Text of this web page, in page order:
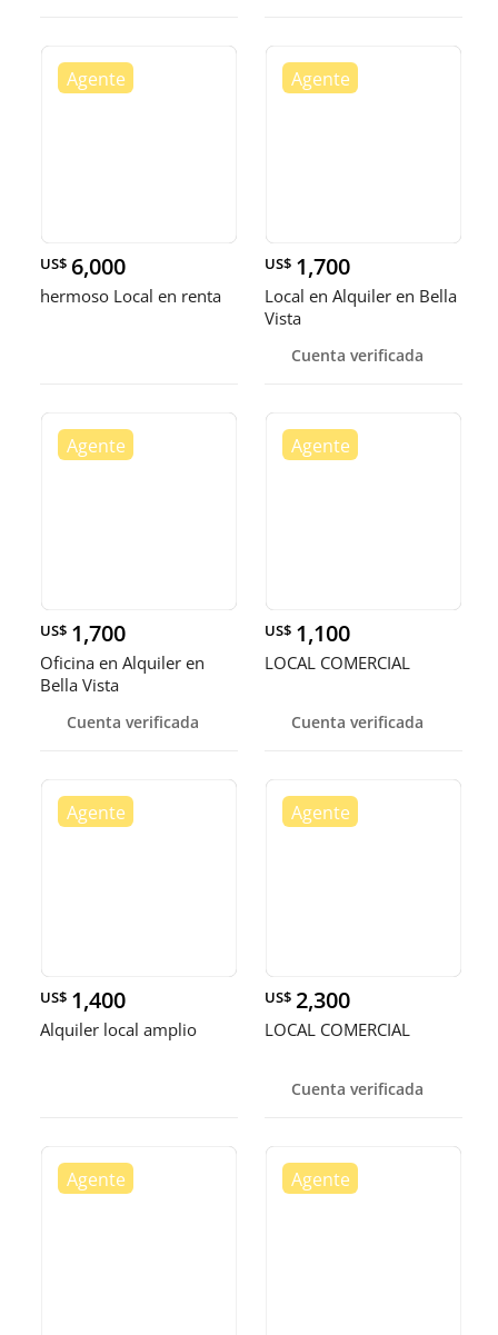
US$ 6,000
hermoso Local en renta
US$ 1,700
Local en Alquiler en Bella
Vista
Cuenta verificada
US$ 1,700
Oficina en Alquiler en
Bella Vista
Cuenta verificada
US$ 1,100
LOCAL COMERCIAL
Cuenta verificada
US$ 1,400
Alquiler local amplio
US$ 2,300
LOCAL COMERCIAL
Cuenta verificada